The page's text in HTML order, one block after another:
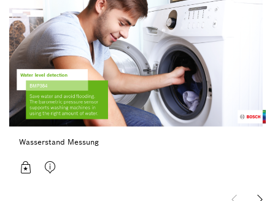
Wasserstand Messung